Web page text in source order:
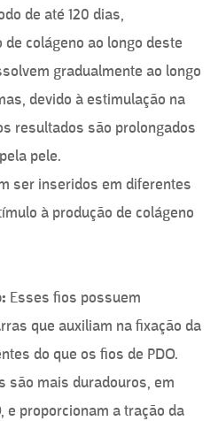
de até 120 dias,
colágeno ao longo deste
gradualmente ao longo
devido à estimulação na
resultados são prolongados
pele.
ser inseridos em diferentes
à produção de colágeno
Esses fios possuem
que auxiliam na fixação da
do que os fios de PDO.
são mais duradouros, em
e proporcionam a tração da